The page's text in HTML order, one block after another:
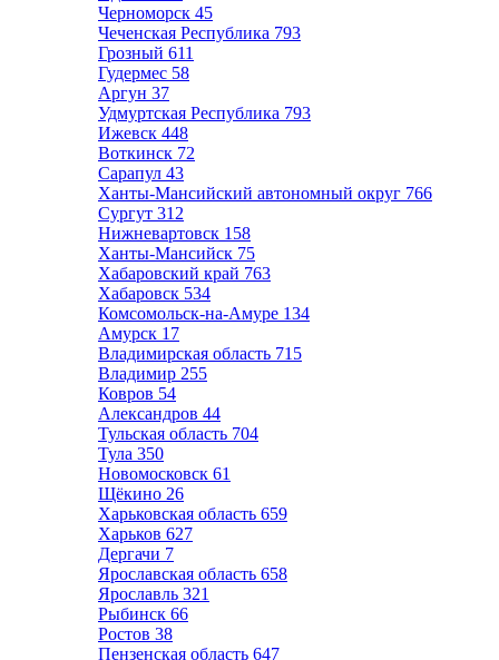
Черноморск 45
Чеченская Республика 793
Грозный 611
Гудермес 58
Аргун 37
Удмуртская Республика 793
Ижевск 448
Воткинск 72
Сарапул 43
Ханты-Мансийский автономный округ 766
Сургут 312
Нижневартовск 158
Ханты-Мансийск 75
Хабаровский край 763
Хабаровск 534
Комсомольск-на-Амуре 134
Амурск 17
Владимирская область 715
Владимир 255
Ковров 54
Александров 44
Тульская область 704
Тула 350
Новомосковск 61
Щёкино 26
Харьковская область 659
Харьков 627
Дергачи 7
Ярославская область 658
Ярославль 321
Рыбинск 66
Ростов 38
Пензенская область 647